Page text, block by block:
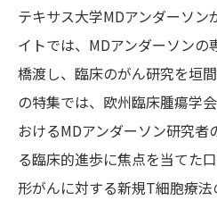
テキサス大学MDアンダーソン
イトでは、MDアンダーソンの
橋渡し、臨床のがん研究を垣
の特集では、 欧州臨床腫瘍学会
おけるMDアンダーソン研究
る臨床的進歩に焦点を当てた
形がんに対する新規T細胞療